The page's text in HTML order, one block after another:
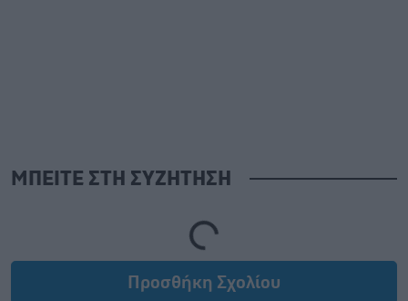
ΜΠΕΙΤΕ ΣΤΗ ΣΥΖΗΤΗΣΗ
Loading...
Προσθήκη Σχολίου